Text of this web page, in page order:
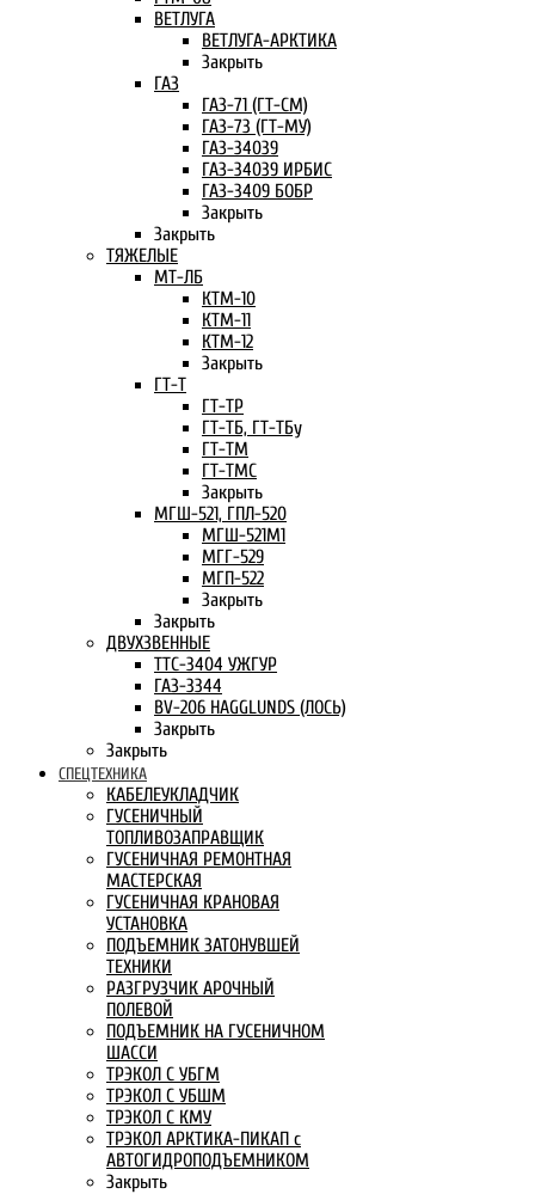
ВЕТЛУГА
ВЕТЛУГА-АРКТИКА
Закрыть
ГАЗ
ГАЗ-71 (ГТ-СМ)
ГАЗ-73 (ГТ-МУ)
ГАЗ-34039
ГАЗ-34039 ИРБИС
ГАЗ-3409 БОБР
Закрыть
Закрыть
ТЯЖЕЛЫЕ
МТ-ЛБ
КТМ-10
КТМ-11
КТМ-12
Закрыть
ГТ-Т
ГТ-ТР
ГТ-ТБ, ГТ-ТБу
ГТ-ТМ
ГТ-ТМС
Закрыть
МГШ-521, ГПЛ-520
МГШ-521М1
МГГ-529
МГП-522
Закрыть
Закрыть
ДВУХЗВЕННЫЕ
ТТС-3404 УЖГУР
ГАЗ-3344
BV-206 HAGGLUNDS (ЛОСЬ)
Закрыть
Закрыть
СПЕЦТЕХНИКА
КАБЕЛЕУКЛАДЧИК
ГУСЕНИЧНЫЙ
ТОПЛИВОЗАПРАВЩИК
ГУСЕНИЧНАЯ РЕМОНТНАЯ
МАСТЕРСКАЯ
ГУСЕНИЧНАЯ КРАНОВАЯ
УСТАНОВКА
ПОДЪЕМНИК ЗАТОНУВШЕЙ
ТЕХНИКИ
РАЗГРУЗЧИК АРОЧНЫЙ
ПОЛЕВОЙ
ПОДЪЕМНИК НА ГУСЕНИЧНОМ
ШАССИ
ТРЭКОЛ С УБГМ
ТРЭКОЛ С УБШМ
ТРЭКОЛ С КМУ
ТРЭКОЛ АРКТИКА-ПИКАП с
АВТОГИДРОПОДЪЕМНИКОМ
Закрыть